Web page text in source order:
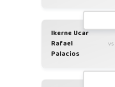
Ikerne Ucar
Rafael
Palacios
vs